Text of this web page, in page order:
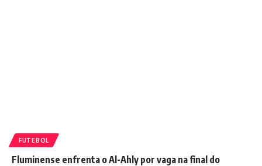
FUTEBOL
Fluminense enfrenta o Al-Ahly por vaga na final do